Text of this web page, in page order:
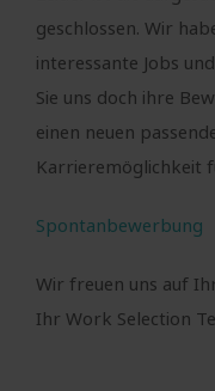
geschlossen. Wir
interessante Jobs
Sie uns doch ihre
einen neuen
Karrieremöglichkeit
Spontanbewerbung
Wir freuen uns auf
Ihr Work Selection